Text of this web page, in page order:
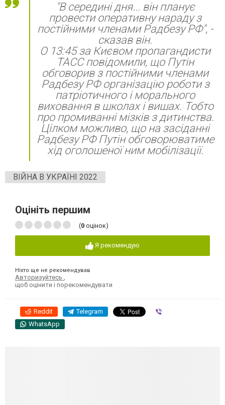
"В середині дня... він планує
провести оперативну нараду з
постійними членами Радбезу РФ", -
сказав він.
О 13:45 за Києвом пропагандисти
ТАСС повідомили, що Путін
обговорив з постійними членами
Радбезу РФ організацію роботи з
патріотичного і морального
виховання в школах і вишах. Тобто
про промиванні мізків з дитинства.
Цілком можливо, що на засіданні
Радбезу РФ Путін обговорюватиме
хід оголошеної ним мобілізації.
ВІЙНА В УКРАЇНІ 2022
Оцініть першим
(0 оцінок)
Я рекомендую
Ніхто ще не рекомендував
Авторизуйтесь
щоб оцінити і порекомендувати
Reddit Telegram
WhatsApp